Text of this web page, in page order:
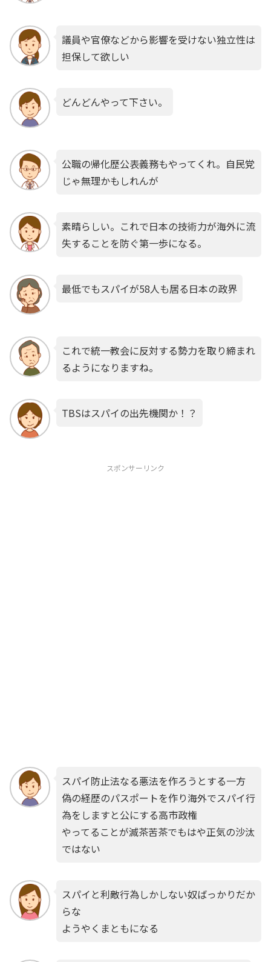
議員や官僚などから影響を受けない独立性は
担保して欲しい
どんどんやって下さい。
公職の帰化歴公表義務もやってくれ。自民党
じゃ無理かもしれんが
素晴らしい。これで日本の技術力が海外に流
失することを防ぐ第一歩になる。
最低でもスパイが58人も居る日本の政界
これで統一教会に反対する勢力を取り締まれ
るようになりますね。
TBSはスパイの出先機関か！？
スポンサーリンク
スパイ防止法なる悪法を作ろうとする一方
偽の経歴のパスポートを作り海外でスパイ行
為をしますと公にする高市政権
やってることが滅茶苦茶でもはや正気の沙汰
ではない
スパイと利敵行為しかしない奴ばっかりだか
らな
ようやくまともになる